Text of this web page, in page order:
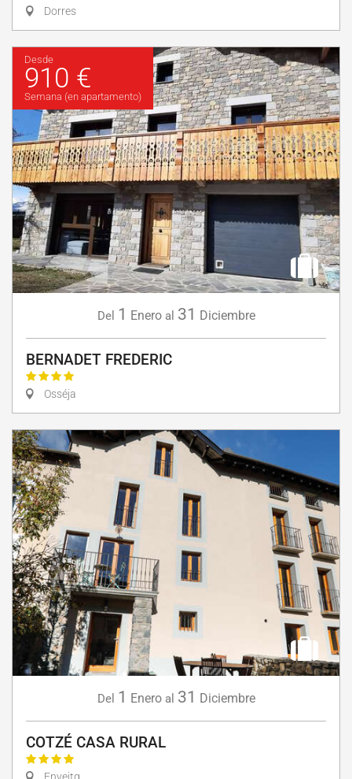
Dorres
Desde
910 €
Semana (en apartamento)
Del 1 Enero al 31 Diciembre
BERNADET FREDERIC
Osséja
Del 1 Enero al 31 Diciembre
COTZÉ CASA RURAL